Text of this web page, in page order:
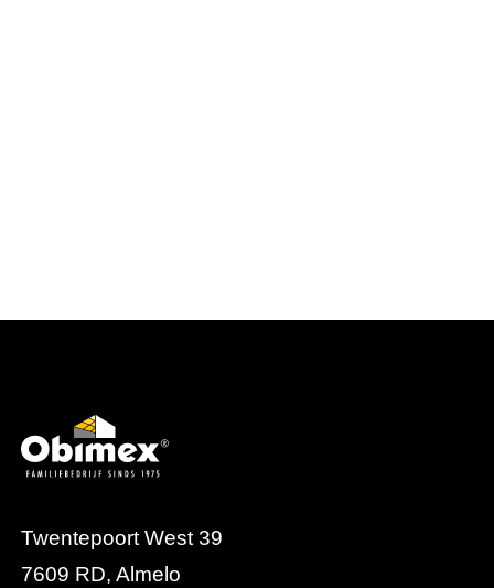
Twentepoort West 39
7609 RD, Almelo